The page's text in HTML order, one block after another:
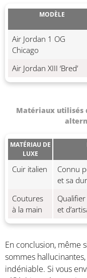
MODÈLE
Air Jordan 1 OG
Chicago
Air Jordan XIII ‘Bred’
Matériaux utilisés
MATÉRIAU DE
LUXE
Cuir italien
Connu
et sa
Coutures
à la main
et
En conclusion, même
sommes
indéniable. Si vous